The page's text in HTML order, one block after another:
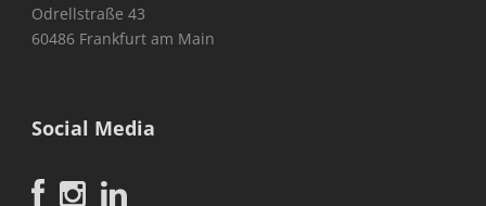
Odrellstraße 43
60486 Frankfurt am Main
Social Media